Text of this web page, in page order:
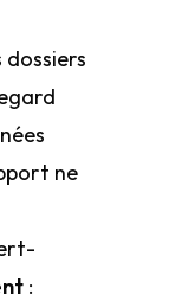
ne
: